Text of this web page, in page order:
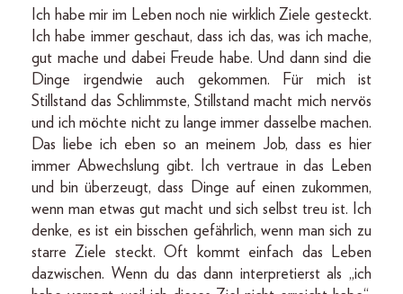
Ich habe mir im Leben noch nie wirklich Ziele gesteckt.
Ich habe immer geschaut, dass ich das, was ich mache,
gut mache und dabei Freude habe. Und dann sind die
Dinge irgendwie auch gekommen. Für mich ist
Stillstand das Schlimmste, Stillstand macht mich nervös
und ich möchte nicht zu lange immer dasselbe machen.
Das liebe ich eben so an meinem Job, dass es hier
immer Abwechslung gibt. Ich vertraue in das Leben
und bin überzeugt, dass Dinge auf einen zukommen,
wenn man etwas gut macht und sich selbst treu ist. Ich
denke, es ist ein bisschen gefährlich, wenn man sich zu
starre Ziele steckt. Oft kommt einfach das Leben
dazwischen. Wenn du das dann interpretierst als „ich